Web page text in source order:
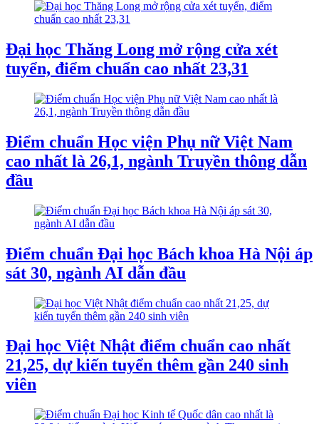
Đại học Thăng Long mở rộng cửa xét
tuyển, điểm chuẩn cao nhất 23,31
Điểm chuẩn Học viện Phụ nữ Việt Nam
cao nhất là 26,1, ngành Truyền thông dẫn
đầu
Điểm chuẩn Đại học Bách khoa Hà Nội áp
sát 30, ngành AI dẫn đầu
Đại học Việt Nhật điểm chuẩn cao nhất
21,25, dự kiến tuyển thêm gần 240 sinh
viên